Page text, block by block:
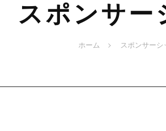
スポンサー
ホーム スポンサーシ